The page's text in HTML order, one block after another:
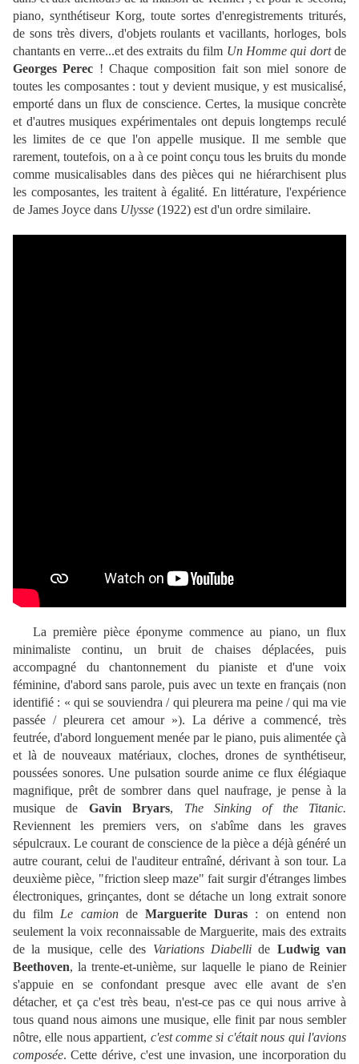
piano, synthétiseur Korg, toute sortes d'enregistrements triturés,
de sons très divers, d'objets roulants et vacillants, horloges, bols
chantants en verre...et des extraits du film Un Homme qui dortde
Georges Perec ! Chaque composition fait son miel sonore de
toutes les composantes : tout y devient musique, y est musicalisé,
emporté dans un flux de conscience. Certes, la musique concrète
et d'autres musiques expérimentales ont depuis longtemps reculé
les limites de ce que l'on appelle musique. Il me semble que
rarement, toutefois, on a à ce point conçu tous les bruits du monde
comme musicalisables dans des pièces qui ne hiérarchisent plus
les composantes, les traitent à égalité. En littérature, l'expérience
de James Joyce dans Ulysse (1922) est d'un ordre similaire.
La première pièce éponyme commence au piano, un flux
minimaliste continu, un bruit de chaises déplacées, puis
accompagné du chantonnement du pianiste et d'une voix
féminine, d'abord sans parole, puis avec un texte en français (non
identifié : « qui se souviendra / qui pleurera ma peine / qui ma vie
passée / pleurera cet amour »). La dérive a commencé, très
feutrée, d'abord longuement menée par le piano, puis alimentée çà
et là de nouveaux matériaux, cloches, drones de synthétiseur,
poussées sonores. Une pulsation sourde anime ce flux élégiaque
magnifique, prêt de sombrer dans quel naufrage, je pense à la
musique de Gavin Bryars, The Sinking of the Titanic.
Reviennent les premiers vers, on s'abîme dans les graves
sépulcraux. Le courant de conscience de la pièce a déjà généré un
autre courant, celui de l'auditeur entraîné, dérivant à son tour. La
deuxième pièce, "friction sleep maze" fait surgir d'étranges limbes
électroniques, grinçantes, dont se détache un long extrait sonore
du film Le camiondeMarguerite Duras : on entend non
seulement la voix reconnaissable de Marguerite, mais des extraits
de la musique, celle des Variations Diabelli de Ludwig van
Beethoven, la trente-et-unième, sur laquelle le piano de Reinier
s'appuie en se confondant presque avec elle avant de s'en
détacher, et ça c'est très beau, n'est-ce pas ce qui nous arrive à
tous quand nous aimons une musique, elle finit par nous sembler
nôtre, elle nous appartient, c'est comme si c'était nous qui l'avions
composée. Cette dérive, c'est une invasion, une incorporation du